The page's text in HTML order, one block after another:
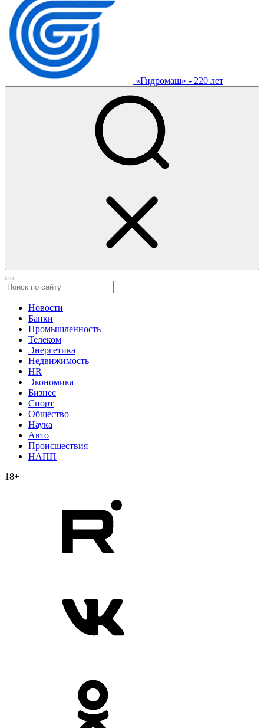
«Гидромаш» - 220 лет
Новости
Банки
Промышленность
Телеком
Энергетика
Недвижимость
HR
Экономика
Бизнес
Спорт
Общество
Наука
Авто
Происшествия
НАПП
18+